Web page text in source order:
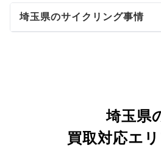
埼玉県のサイクリング事情
埼玉県
買取対応エ